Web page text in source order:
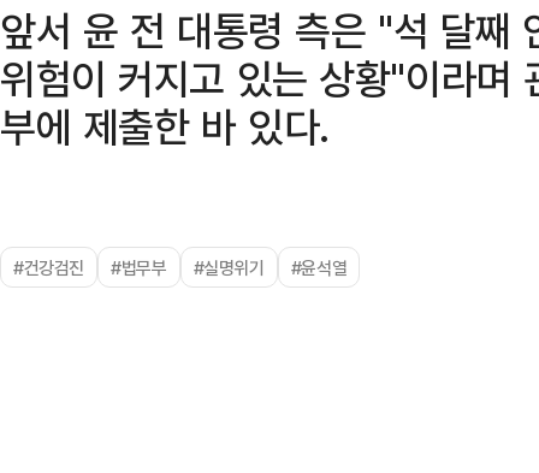
앞서 윤 전 대통령 측은 "석 달째
위험이 커지고 있는 상황"이라며
부에 제출한 바 있다.
#건강검진 #법무부 #실명위기 #윤석열